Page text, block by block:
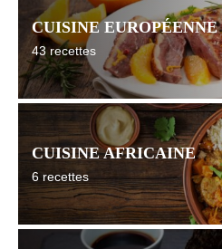
CUISINE EUROPÉENNE
43 recettes
CUISINE AFRICAINE
6 recettes